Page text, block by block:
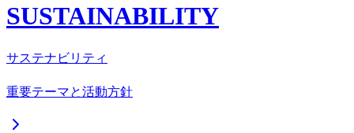
SUSTAINABILITY
サステナビリティ
重要テーマと活動方針